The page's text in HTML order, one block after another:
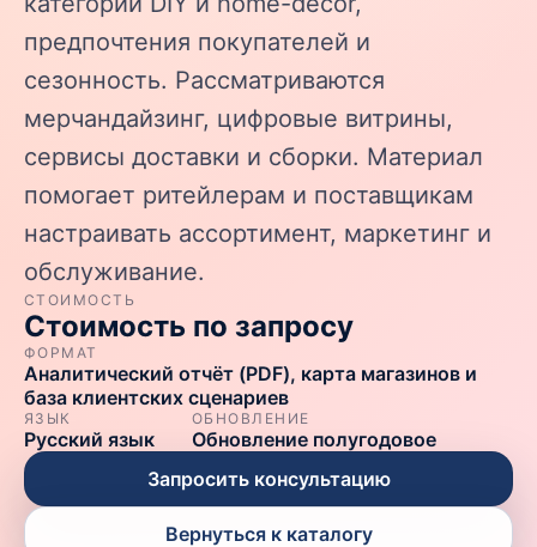
предпочтения покупателей и
сезонность. Рассматриваются
мерчандайзинг, цифровые витрины,
сервисы доставки и сборки. Материал
помогает ритейлерам и поставщикам
настраивать ассортимент, маркетинг и
обслуживание.
СТОИМОСТЬ
Стоимость по запросу
ФОРМАТ
Аналитический отчёт (PDF), карта магазинов и
база клиентских сценариев
ЯЗЫК
Русский язык
ОБНОВЛЕНИЕ
Обновление полугодовое
Запросить консультацию
Вернуться к каталогу